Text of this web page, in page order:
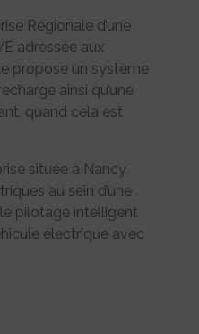
Régionale d’une
adressée aux
propose un système
ainsi qu’une
quand cela est
située à Nancy
au sein d’une
pilotage intelligent
électrique avec